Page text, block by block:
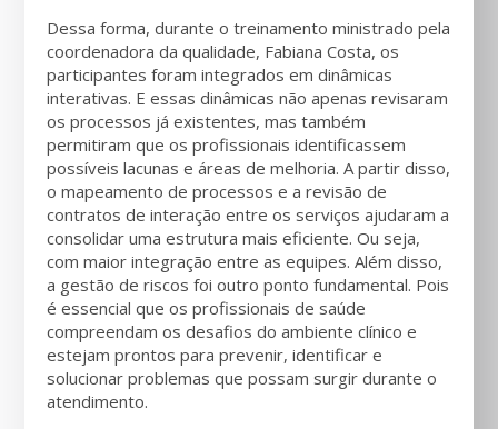
Dessa forma, durante o treinamento ministrado pela
coordenadora da qualidade, Fabiana Costa, os
participantes foram integrados em dinâmicas
interativas. E essas dinâmicas não apenas revisaram
os processos já existentes, mas também
permitiram que os profissionais identificassem
possíveis lacunas e áreas de melhoria. A partir disso,
o mapeamento de processos e a revisão de
contratos de interação entre os serviços ajudaram a
consolidar uma estrutura mais eficiente. Ou seja,
com maior integração entre as equipes. Além disso,
a gestão de riscos foi outro ponto fundamental. Pois
é essencial que os profissionais de saúde
compreendam os desafios do ambiente clínico e
estejam prontos para prevenir, identificar e
solucionar problemas que possam surgir durante o
atendimento.